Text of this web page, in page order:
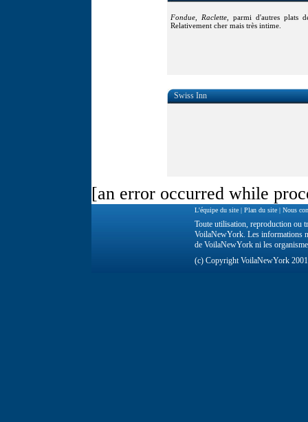
Fondue Raclette , parmi d'autres plats
Relativement cher mais très intime.
Swiss Inn
[an error occurred while
L'équipe du site | Plan du site | Nous
Toute utilisation, reproduction ou
VoilaNewYork. Les informations
de VoilaNewYork ni les
(c) Copyright VoilaNewYork